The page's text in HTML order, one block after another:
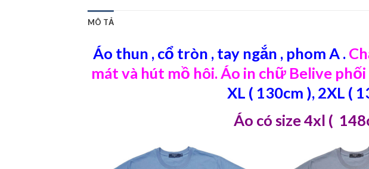
MÔ TẢ
Áo thun , cổ tròn , tay ngắn , phom A .
mát và hút mồ hôi. Áo in chữ Belive
XL ( 130cm ), 2XL (
Áo có size 4xl (